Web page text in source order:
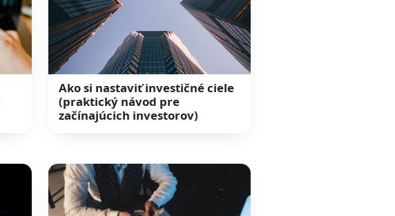
Ako si nastaviť investičné ciele
(praktický návod pre
začínajúcich investorov)